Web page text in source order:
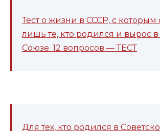
Тест о жизни в СССР, с которым
лишь те, кто родился и вырос в
Союзе. 12 вопросов — ТЕСТ
Для тех, кто родился в